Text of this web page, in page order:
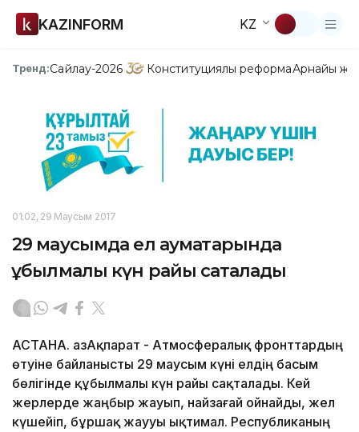
KAZINFORM KZ
Тренд:Сайлау-2026 Конституциялық реформаАрнайы
01:02, 29 Маусым 2017
29 маусымда ел аумақтарында
құбылмалы күн райы сақталады
АСТАНА. ҚазАқпарат - Атмосфералық фронттардың
өтуіне байланысты 29 маусым күні елдің басым
бөлігінде құбылмалы күн райы сақталады. Кей
жерлерде жаңбыр жауып, найзағай ойнайды, жел
күшейіп, бұршақ жаууы ықтимал. Республиканың